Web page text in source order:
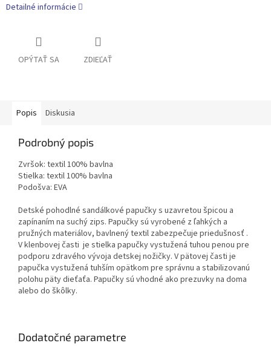
Detailné informácie
OPÝTAŤ SA ZDIEĽAŤ
Popis Diskusia
Podrobný popis
Zvršok: textil 100% bavlna
Stielka: textil 100% bavlna
Podošva: EVA
Detské pohodlné sandálkové papučky s uzavretou špicou a
zapínaním na suchý zips. Papučky sú vyrobené z ľahkých a
pružných materiálov, bavlnený textil zabezpečuje priedušnosť .
V klenbovej časti je stielka papučky vystužená tuhou penou pre
podporu zdravého vývoja detskej nožičky. V pätovej časti je
papučka vystužená tuhším opätkom pre správnu a stabilizovanú
polohu päty dieťaťa. Papučky sú vhodné ako prezuvky na doma
alebo do škôlky.
Dodatočné parametre